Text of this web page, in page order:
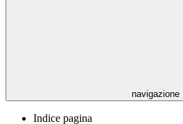
navigazione
Indice pagina